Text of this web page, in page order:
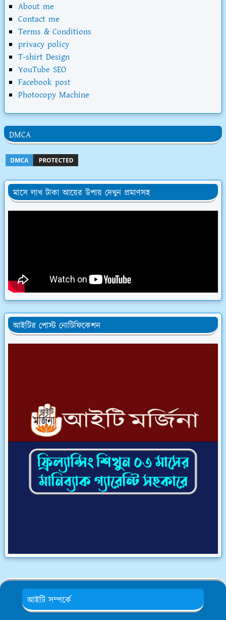
About me
Contact me
Terms & Conditions
privacy policy
T-shirt Design
YouTube SEO
Facebook post
Photocopy Machine
DMCA
মাসে লাখ টাকা আয়ের উপায় দেখুন প্রমাণসহ
আইটির পোস্ট নোটিফিকেশন
আইটি সম্পর্কে